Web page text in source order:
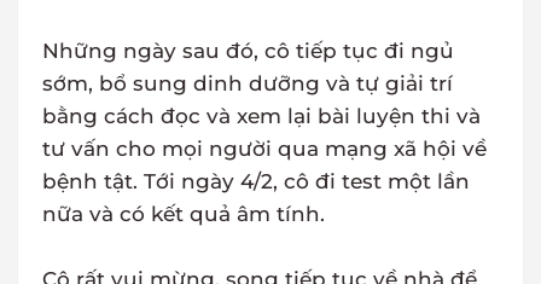
Những ngày sau đó, cô tiếp tục đi ngủ
sớm, bổ sung dinh dưỡng và tự giải trí
bằng cách đọc và xem lại bài luyện thi và
tư vấn cho mọi người qua mạng xã hội về
bệnh tật. Tới ngày 4/2, cô đi test một lần
nữa và có kết quả âm tính.